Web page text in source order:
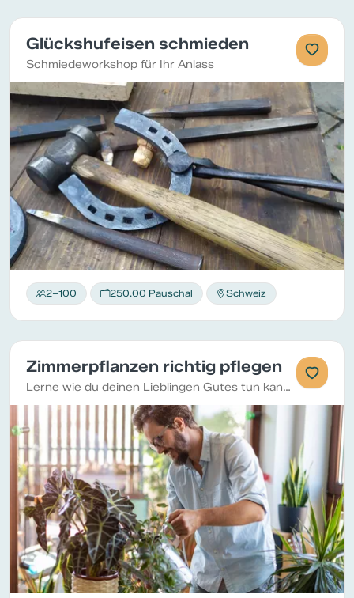
Glückshufeisen schmieden
Schmiedeworkshop für Ihr Anlass
2–100 250.00 Pauschal Schweiz
Zimmerpflanzen richtig pflegen
Lerne wie du deinen Lieblingen Gutes tun kannst